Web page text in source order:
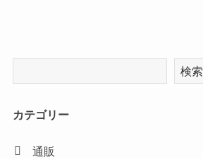
検索
カテゴリー
通販